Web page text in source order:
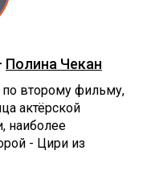
Полина Чекан
второму фильму,
актёрской
наиболее
- Цири из